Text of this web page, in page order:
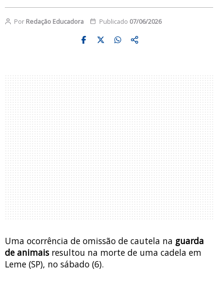
Por Redação Educadora Publicado 07/06/2026
Uma ocorrência de omissão de cautela na guarda
de animais resultou na morte de uma cadela em
Leme (SP), no sábado (6).